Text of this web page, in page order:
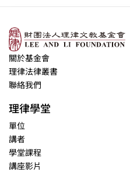
關於基金會
理律法律叢書
聯絡我們
理律學堂
單位
講者
學堂課程
講座影片